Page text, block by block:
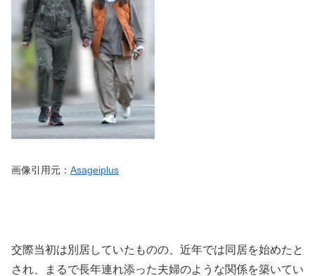
画像引用元： Asageiplus
交際当初は別居していたものの、近年では同居を始めたと
され、まるで長年連れ添った夫婦のような関係を築いてい